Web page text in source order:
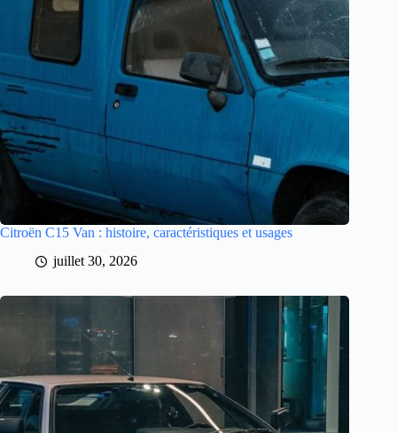
Citroën C15 Van : histoire, caractéristiques et usages
juillet 30, 2026